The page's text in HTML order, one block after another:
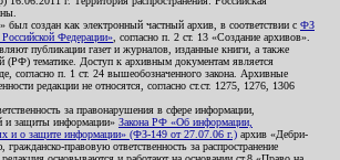
создан как электронный частный архив, в соответствии с ФЗ
Федерации» , согласно п. 2 ст. 13 «Создание архивов».
публикации газет и журналов, изданные книги, а также
(РФ) тематике. Доступ к архивным документам является
согласно п. 1 ст. 24 вышеобозначенного закона. Архивные
редакции не относятся, согласно ст.ст. 1275, 1276, 1306
за правонарушения в сфере информации,
и защиты информации» Закона РФ «Об информации,
и о защите информации» (ФЗ-149 от 27.07.06 г.) архив «Дебри-
правовую ответственность за распространение